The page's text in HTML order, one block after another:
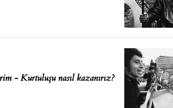
- Kurtuluşu nasıl kazanırız?